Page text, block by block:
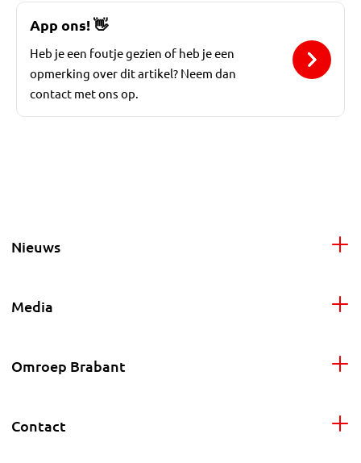
App ons!👋
Heb je een foutje gezien of heb je een
opmerking over dit artikel? Neem dan
contact met ons op.
Nieuws
Media
Omroep Brabant
Contact